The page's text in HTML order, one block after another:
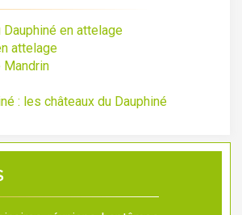
Dauphiné en attelage
attelage
Mandrin
: les châteaux du Dauphiné